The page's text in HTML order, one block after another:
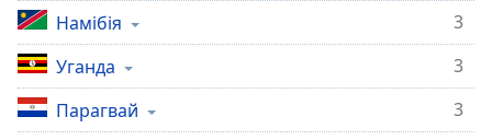
Намібія
3
Уганда
3
Парагвай
3